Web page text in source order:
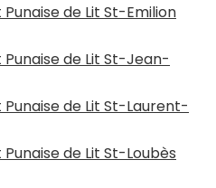
de Lit St-Emilion
de Lit St-Jean-
de Lit St-Laurent-
de Lit St-Loubès